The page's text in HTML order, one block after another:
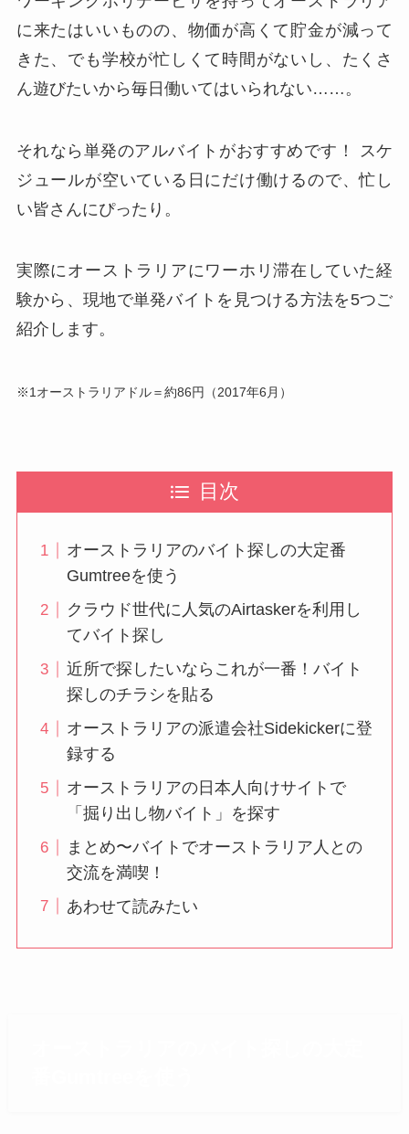
に来たはいいものの、物価が高くて貯金が減って
きた、でも学校が忙しくて時間がないし、たくさ
ん遊びたいから毎日働いてはいられない……。
それなら単発のアルバイトがおすすめです！ スケ
ジュールが空いている日にだけ働けるので、忙し
い皆さんにぴったり。
実際にオーストラリアにワーホリ滞在していた経
験から、現地で単発バイトを見つける方法を5つご
紹介します。
※1オーストラリアドル＝約86円（2017年6月）
目次
オーストラリアのバイト探しの大定番
Gumtreeを使う
クラウド世代に人気のAirtaskerを利用し
てバイト探し
近所で探したいならこれが一番！バイト
探しのチラシを貼る
オーストラリアの派遣会社Sidekickerに登
録する
オーストラリアの日本人向けサイトで
「掘り出し物バイト」を探す
まとめ〜バイトでオーストラリア人との
交流を満喫！
あわせて読みたい